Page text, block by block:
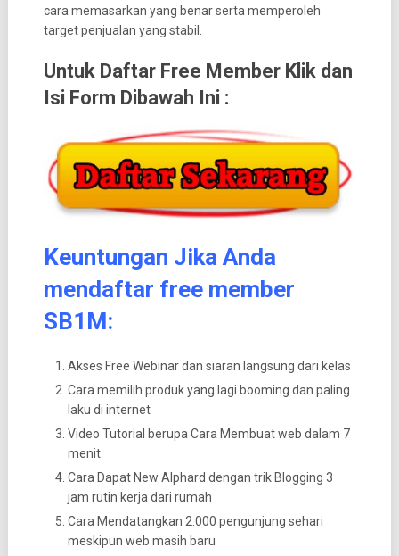
cara memasarkan yang benar serta memperoleh
target penjualan yang stabil.
Untuk Daftar Free Member Klik dan
Isi Form Dibawah Ini :
Keuntungan Jika Anda
mendaftar free member
SB1M:
Akses Free Webinar dan siaran langsung dari kelas
Cara memilih produk yang lagi booming dan paling
laku di internet
Video Tutorial berupa Cara Membuat web dalam 7
menit
Cara Dapat New Alphard dengan trik Blogging 3
jam rutin kerja dari rumah
Cara Mendatangkan 2.000 pengunjung sehari
meskipun web masih baru